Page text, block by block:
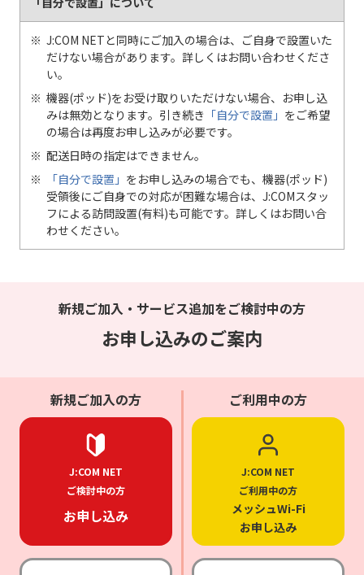
J:COM NETと同時にご加入の場合は、ご自身で設置いた
だけない場合があります。詳しくはお問い合わせくださ
い。
機器(ポッド)をお受け取りいただけない場合、お申し込
みは無効となります。引き続き 「自分で設置」 をご希望
の場合は再度お申し込みが必要です。
配送日時の指定はできません。
「自分で設置」 をお申し込みの場合でも、機器(ポッド)
受領後にご自身での対応が困難な場合は、J:COMスタッ
フによる訪問設置(有料)も可能です。詳しくはお問い合
わせください。
新規ご加入・サービス追加をご検討中の方
お申し込みのご案内
新規ご加入の方
J:COM NET
ご検討中の方
お申し込み
ご利用中の方
J:COM NET
ご利用中の方
メッシュWi-Fi
お申し込み